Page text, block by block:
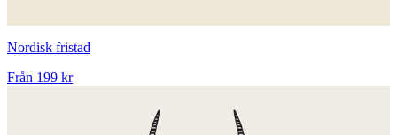
Nordisk fristad
Från 199 kr